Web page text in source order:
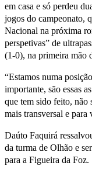
em casa e só perdeu
jogos do campeonato,
Nacional na próxima
perspetivas” de
(1-0), na primeira mão
“Estamos numa
importante, são essas
que tem sido feito, não
mais transversal e para
Daúto Faquirá
da turma de Olhão e
para a Figueira da Foz.